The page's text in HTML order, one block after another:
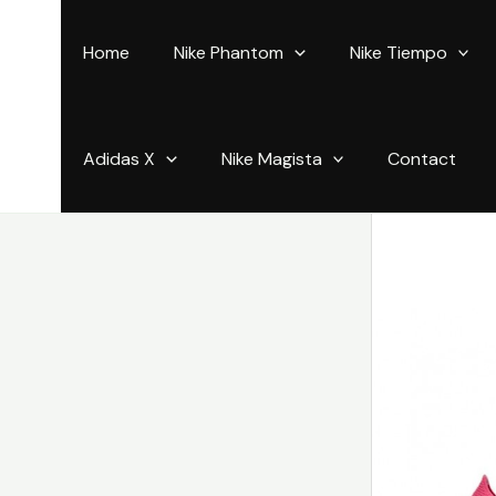
Home Nike Phantom Nike Tiempo
Adidas X Nike Magista Contact